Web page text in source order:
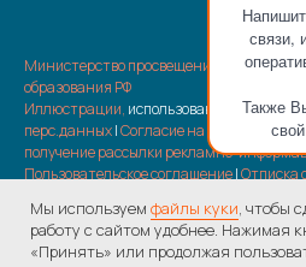
связи,
Также
на все курсы по
Министерство просвещения РФ |
образования РФ
Иллюстрации, использованные на
перс.данных|Согласие на обработку
получение рассылки рекламно-
Пользовательское соглашение|Отписка
© 2022—2026 ООО «МЕДИАТОР» Все
являются объектами авторского
ООО «МЕДИАТОР»
Мы используем файлы куки, чтобы
работу с сайтом удобнее. Нажимая
«Принять» или продолжая